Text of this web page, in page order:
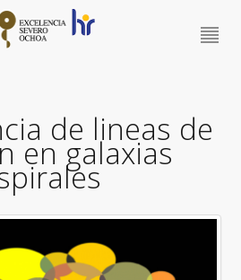
de lineas de
en galaxias